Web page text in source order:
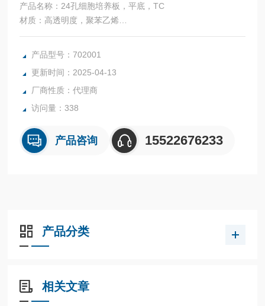
产品名称：24孔细胞培养板，平底，TC
材质：高透明度，聚苯乙烯
特点：
● 无热原，无内毒素，无Dnase/Rnase
产品型号：702001
更新时间：2025-04-13
厂商性质：代理商
访问量：338
产品咨询 15522676233
产品分类
相关文章